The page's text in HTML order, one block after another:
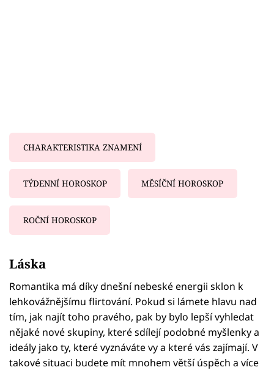
CHARAKTERISTIKA ZNAMENÍ
TÝDENNÍ HOROSKOP MĚSÍČNÍ HOROSKOP
ROČNÍ HOROSKOP
Láska
Romantika má díky dnešní nebeské energii sklon k
lehkovážnějšímu flirtování. Pokud si lámete hlavu nad
tím, jak najít toho pravého, pak by bylo lepší vyhledat
nějaké nové skupiny, které sdílejí podobné myšlenky a
ideály jako ty, které vyznáváte vy a které vás zajímají. V
takové situaci budete mít mnohem větší úspěch a více